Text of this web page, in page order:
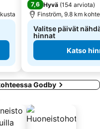
7,6 Hyvä (154 arviota)
Finström, 9.8 km
Valitse päivät
hinnat
Katso
Godby